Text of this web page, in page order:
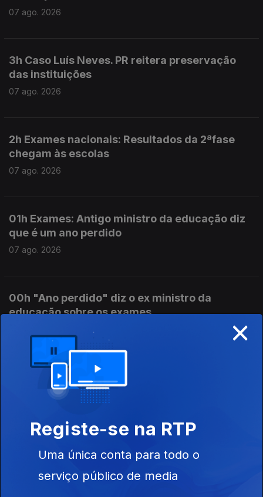
07 ago. 2026
3h Caso Luís Neves. PR reitera preservação
das instituições
07 ago. 2026
2h Exames nacionais: Resultados da 2ªfase
chegam às escolas
07 ago. 2026
01h Exames: Antigo ministro da educação diz
que é um ano perdido
07 ago. 2026
00h "Ano perdido" diz o ex ministro da
educação sobre os exames
23h Exames nacionais: Resultados da 2ªfase
chegam às escolas
18h Rui Oliveira é o novo camisola amarela na
×
Registe-se na RTP
Uma única conta para todo o
serviço público de media